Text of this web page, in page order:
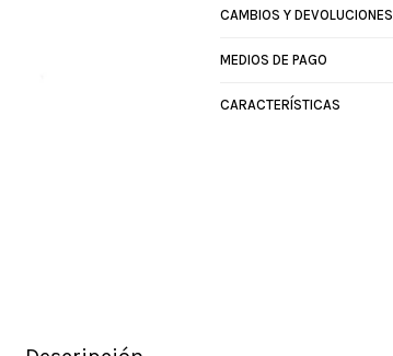
CAMBIOS Y DEVOLUCIONES
MEDIOS DE PAGO
CARACTERÍSTICAS